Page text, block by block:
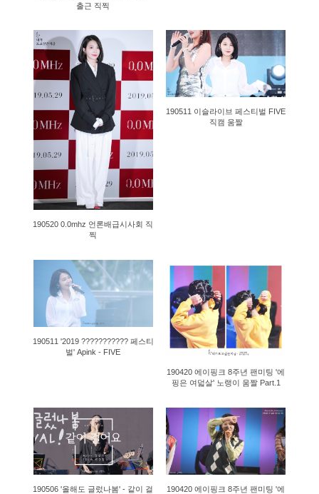
출근 직찍
1398
190520 0.0mhz 언론배급시사회 직
찍
1519
190511 이슬라이브 페스티벌 FIVE
직캠 움짤
1257
190511 '2019 ??????????? 페스티
벌' Apink - FIVE
2322
190420 에이핑크 8주년 팬미팅 '에
핑은 여덟살' 노랭이 움짤 Part.1
962
190506 '올해도 글렀나봄' - 같이 걸
801
190420 에이핑크 8주년 팬미팅 '에